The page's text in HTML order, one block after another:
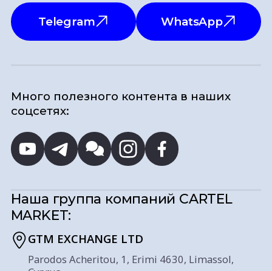
Telegram WhatsApp
Много полезного контента в наших
соцсетях:
Наша группа компаний CARTEL
MARKET:
GTM EXCHANGE LTD
Parodos Acheritou, 1, Erimi 4630, Limassol,